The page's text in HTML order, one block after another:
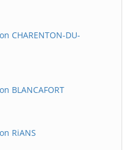
CHARENTON-DU-
BLANCAFORT
RiANS